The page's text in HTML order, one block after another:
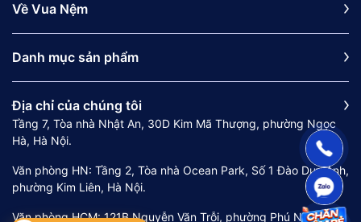
Về Vua Nệm
Danh mục sản phẩm
Địa chỉ của chúng tôi
Tầng 7, Tòa nhà Nhật An, 30D Kim Mã Thượng, phường Ngọc
Hà, Hà Nội.
Văn phòng HN: Tầng 2, Tòa nhà Ocean Park, Số 1 Đào Duy Anh,
phường Kim Liên, Hà Nội.
Văn phòng HCM: 121B Nguyễn Văn Trỗi, phường Phú Nhuận,